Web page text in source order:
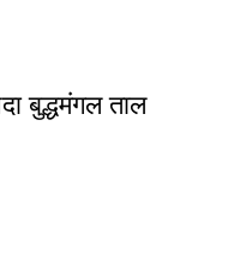
बुद्धमंगल ताल